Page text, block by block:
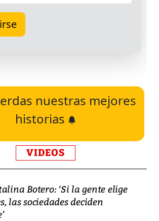
nuestras mejores
historias
VIDEOS
Botero: ‘Si la gente elige
las sociedades deciden